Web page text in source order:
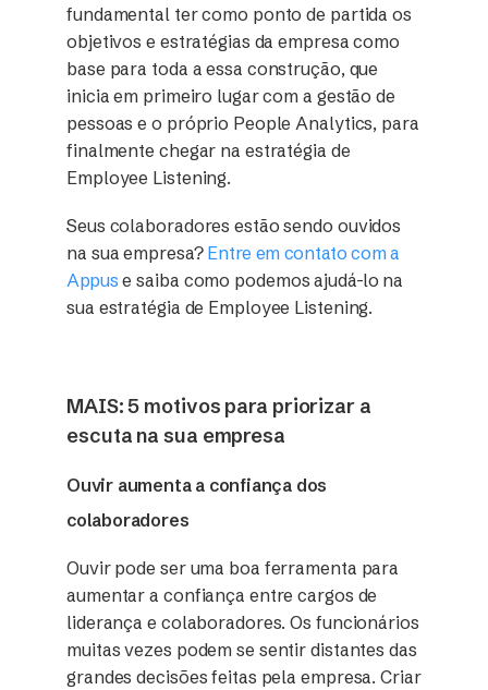
fundamental ter como ponto de partida os
objetivos e estratégias da empresa como
base para toda a essa construção, que
inicia em primeiro lugar com a gestão de
pessoas e o próprio People Analytics, para
finalmente chegar na estratégia de
Employee Listening.
Seus colaboradores estão sendo ouvidos
na sua empresa? Entre em contato com a
Appus e saiba como podemos ajudá-lo na
sua estratégia de Employee Listening.
MAIS: 5 motivos para priorizar a
escuta na sua empresa
Ouvir aumenta a confiança dos
colaboradores
Ouvir pode ser uma boa ferramenta para
aumentar a confiança entre cargos de
liderança e colaboradores. Os funcionários
muitas vezes podem se sentir distantes das
grandes decisões feitas pela empresa. Criar